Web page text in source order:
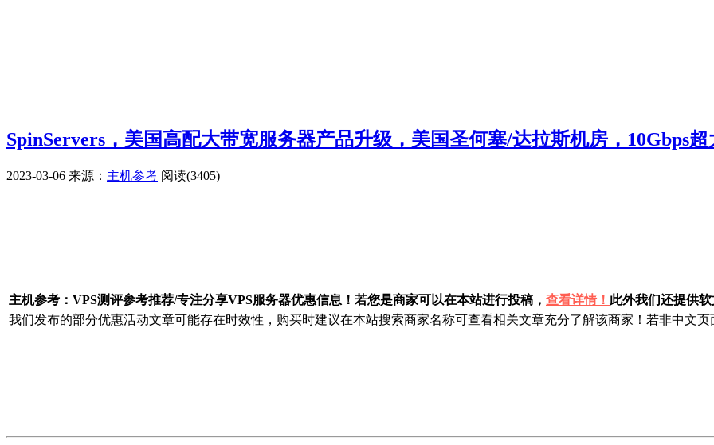
SpinServers，美国高配大带宽服务器产品升级，美国圣何塞/达拉斯机房，10Gbps
2023-03-06 来源： 主机参考 阅读(3405)
主机参考：VPS测评参考推荐/专注分享VPS服务器优惠信息！若您是商家可以在本站进行投稿， 查看详情！ 此外我们还提供
我们发布的部分优惠活动文章可能存在时效性，购买时建议在本站搜索商家名称可查看相关文章充分了解该商家！若非中文页